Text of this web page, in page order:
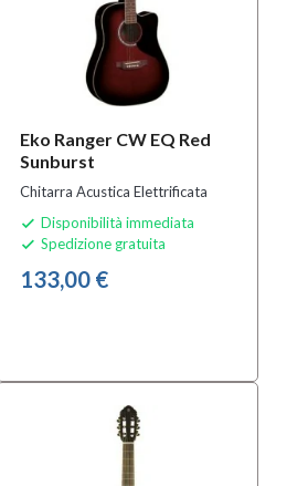
Eko Ranger CW EQ Red
Sunburst
Chitarra Acustica Elettrificata
 Disponibilità immediata
 Spedizione gratuita
133,00 €